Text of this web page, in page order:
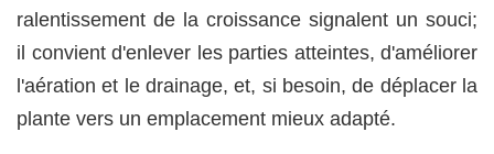
ralentissement de la croissance signalent un souci;
il convient d'enlever les parties atteintes, d'améliorer
l'aération et le drainage, et, si besoin, de déplacer la
plante vers un emplacement mieux adapté.